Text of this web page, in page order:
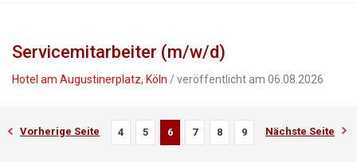
Servicemitarbeiter (m/w/d)
Hotel am Augustinerplatz, Köln / veröffentlicht am 06.08.2026
Vorherige Seite 4 5 6 7 8 9 Nächste Seite